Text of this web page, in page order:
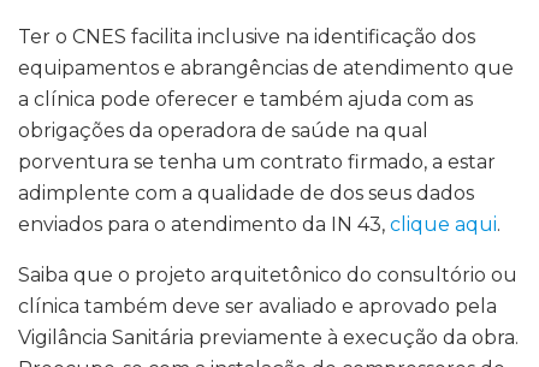
Ter o CNES facilita inclusive na identificação dos
equipamentos e abrangências de atendimento que
a clínica pode oferecer e também ajuda com as
obrigações da operadora de saúde na qual
porventura se tenha um contrato firmado, a estar
adimplente com a qualidade de dos seus dados
enviados para o atendimento da IN 43, clique aqui.
Saiba que o projeto arquitetônico do consultório ou
clínica também deve ser avaliado e aprovado pela
Vigilância Sanitária previamente à execução da obra.